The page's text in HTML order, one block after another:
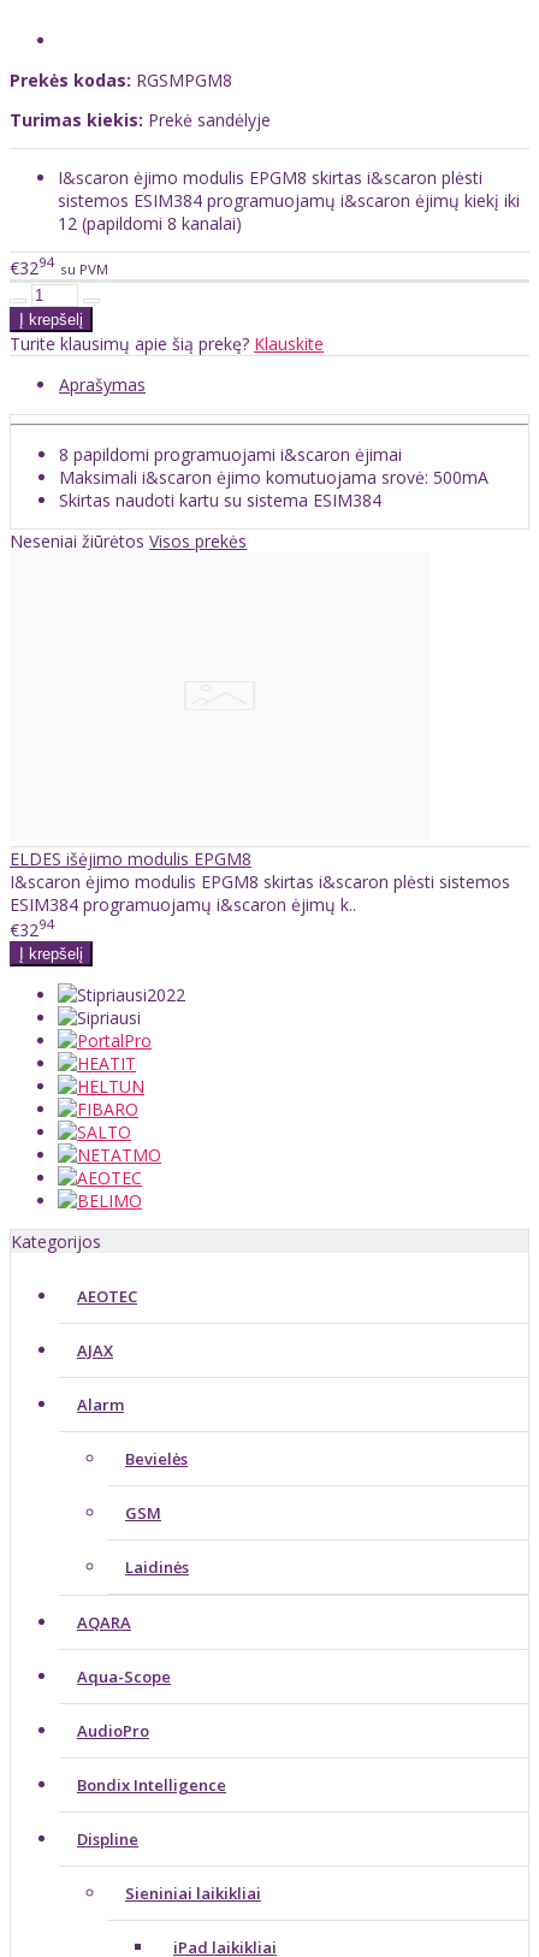
Prekės kodas: RGSMPGM8
Turimas kiekis: Prekė sandėlyje
I&scaron ėjimo modulis EPGM8 skirtas i&scaron plėsti
sistemos ESIM384 programuojamų i&scaron ėjimų kiekį iki
12 (papildomi 8 kanalai)
€3294 su PVM
Turite klausimų apie šią prekę? Klauskite
Aprašymas
8 papildomi programuojami i&scaron ėjimai
Maksimali i&scaron ėjimo komutuojama srovė: 500mA
Skirtas naudoti kartu su sistema ESIM384
Neseniai žiūrėtos Visos prekės
ELDES išėjimo modulis EPGM8
I&scaron ėjimo modulis EPGM8 skirtas i&scaron plėsti sistemos
ESIM384 programuojamų i&scaron ėjimų k..
€3294
Kategorijos
AEOTEC
AJAX
Alarm
Bevielės
GSM
Laidinės
AQARA
Aqua-Scope
AudioPro
Bondix Intelligence
Displine
Sieniniai laikikliai
iPad laikikliai